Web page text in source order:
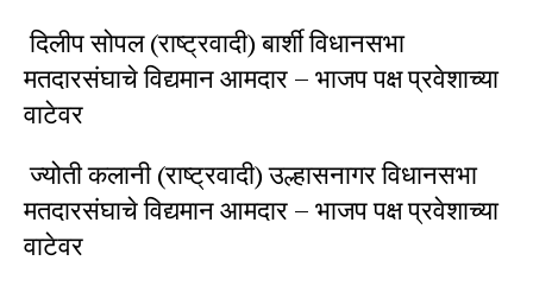
दिलीप सोपल (राष्ट्रवादी) बार्शी विधानसभा
मतदारसंघाचे विद्यमान आमदार – भाजप पक्ष प्रवेशाच्या
वाटेवर
ज्योती कलानी (राष्ट्रवादी) उल्हासनागर विधानसभा
मतदारसंघाचे विद्यमान आमदार – भाजप पक्ष प्रवेशाच्या
वाटेवर